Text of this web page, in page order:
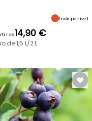
Indisponível
de14,90 €
de 1,5 L/2 L